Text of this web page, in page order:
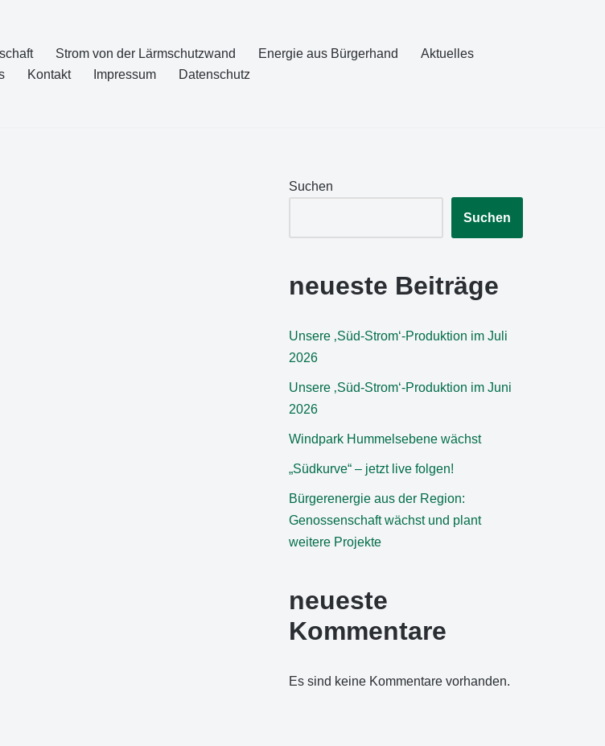
Strom von der Lärmschutzwand Energie aus Bürgerhand
Aktuelles
Kontakt Impressum Datenschutz
Suchen
Suchen
neueste Beiträge
Unsere ‚Süd-Strom‘-Produktion im Juli
2026
Unsere ‚Süd-Strom‘-Produktion im Juni
2026
Windpark Hummelsebene wächst
„Südkurve“ – jetzt live folgen!
Bürgerenergie aus der Region:
Genossenschaft wächst und plant
weitere Projekte
neueste
Kommentare
Es sind keine Kommentare vorhanden.